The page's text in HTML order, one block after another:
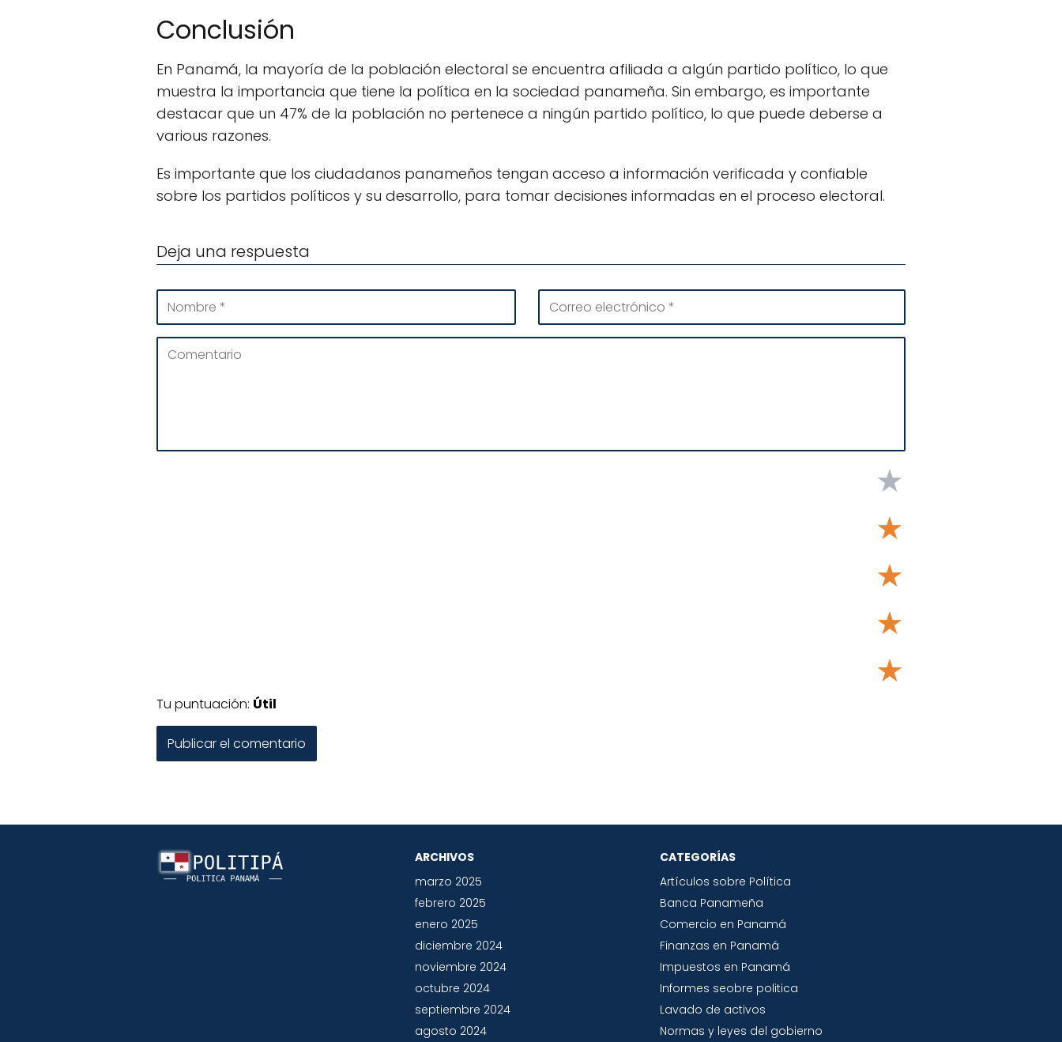
Conclusión
En Panamá, la mayoría de la población electoral se encuentra afiliada a algún partido político, lo que
muestra la importancia que tiene la política en la sociedad panameña. Sin embargo, es importante
destacar que un 47% de la población no pertenece a ningún partido político, lo que puede deberse a
various razones.
Es importante que los ciudadanos panameños tengan acceso a información verificada y confiable
sobre los partidos políticos y su desarrollo, para tomar decisiones informadas en el proceso electoral.
Deja una respuesta
★
★
★
★
★
Tu puntuación: Útil
ARCHIVOS
marzo 2025
febrero 2025
enero 2025
diciembre 2024
noviembre 2024
octubre 2024
septiembre 2024
agosto 2024
CATEGORÍAS
Artículos sobre Política
Banca Panameña
Comercio en Panamá
Finanzas en Panamá
Impuestos en Panamá
Informes seobre politica
Lavado de activos
Normas y leyes del gobierno